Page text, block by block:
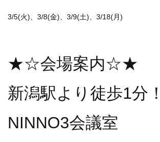
3/5(火)、3/8(金)、3/9(土)、3/18(月)
★☆会場案内☆★
新潟駅より徒歩1分！
NINNO3会議室